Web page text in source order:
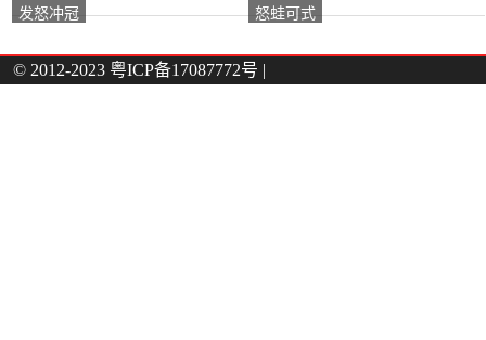
发怒冲冠
怒蛙可式
© 2012-2023 粤ICP备17087772号 |